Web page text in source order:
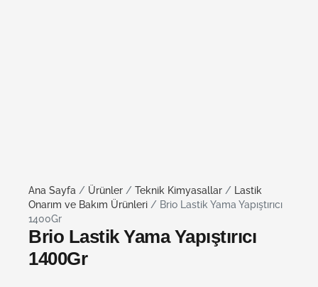
Ana Sayfa / Ürünler / Teknik Kimyasallar / Lastik
Onarım ve Bakım Ürünleri / Brio Lastik Yama Yapıştırıcı
1400Gr
Brio Lastik Yama Yapıştırıcı
1400Gr